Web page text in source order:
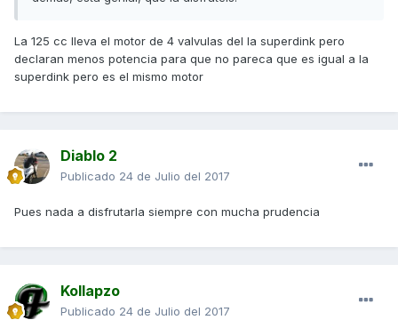
La 125 cc lleva el motor de 4 valvulas del la superdink pero
declaran menos potencia para que no pareca que es igual a la
superdink pero es el mismo motor
Diablo 2
Publicado 24 de Julio del 2017
Pues nada a disfrutarla siempre con mucha prudencia
Kollapzo
Publicado 24 de Julio del 2017